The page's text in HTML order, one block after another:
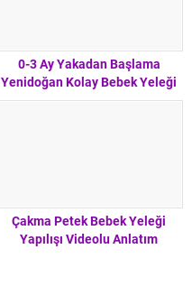
0-3 Ay Yakadan Başlama
Yenidoğan Kolay Bebek Yeleği
Videolu Anlatım
Çakma Petek Bebek Yeleği
Yapılışı Videolu Anlatım